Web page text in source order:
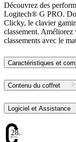
Découvrez des
Logitech® G PRO.
Clicky, le clavier
classement.
classements avec le
Caractéristiques et
Contenu du coffret
Logiciel et Assistance
28.38